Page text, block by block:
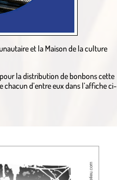
et la Maison de la culture
la distribution de bonbons cette
d’entre eux dans l’affiche ci-